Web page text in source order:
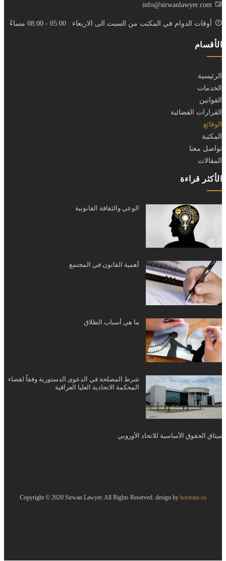
info@sirwanlawyer.com
أوقات الدوام في المكتب من السبت الى الاربعاء : 05:00 - 08:00 مساءً
الأقسام
الرئيسية
الخدمات
القوانين
القرارات القضائية
الوقائع
المكتبة
تواصل معنا
المقالات
الأكثر قراءة
الوعي والثقافة القانونية
أهمية القانون في المجتمع
ما هي أسباب الطلاق
شرط المصلحة في الدعوى الدستورية وفقاً لقضاء
المحكمة الاتحادية العليا العراقية
ميثاق الحقوق الأساسية للاتحاد الأوروبي
Copyright © 2020 Sirwan Lawyer. All Rights Reserved. design by hostrain.co